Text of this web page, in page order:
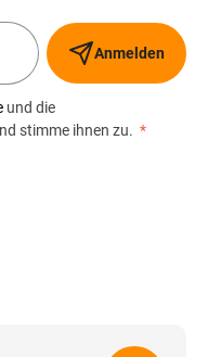
Anmelden
und die
stimme ihnen zu. *